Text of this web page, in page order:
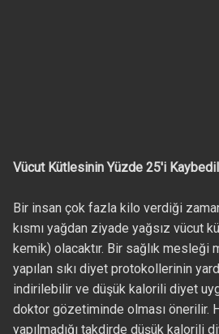
Vücut Kütlesinin Yüzde 25'i
Bir insan çok fazla kilo verdiği
kısmı yağdan ziyade yağsız vücut
kemik) olacaktır. Bir sağlık mesleği
yapılan sıkı diyet protokollerinin
indirilebilir ve düşük kalorili diyet
doktor gözetiminde olması önerilir.
yapılmadığı takdirde düşük kalorili